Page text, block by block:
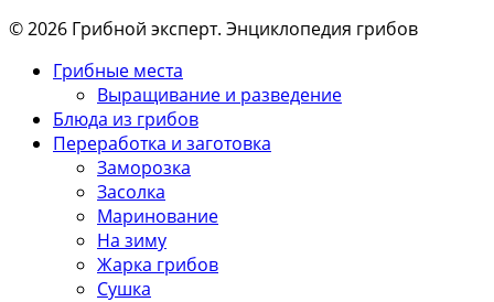
© 2026 Грибной эксперт. Энциклопедия грибов
Грибные места
Выращивание и разведение
Блюда из грибов
Переработка и заготовка
Заморозка
Засолка
Маринование
На зиму
Жарка грибов
Сушка